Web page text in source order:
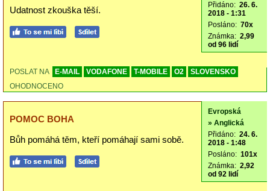
Udatnost zkouška těší.
Přidáno: 26. 6.
2018 - 1:31
Posláno: 70x
Známka: 2,99
od 96 lidí
POSLAT NA E-MAIL VODAFONE T-MOBILE O2
SLOVENSKO
OHODNOCENO
POMOC BOHA
Bůh pomáhá těm, kteří pomáhají sami sobě.
Evropská
» Anglická
Přidáno: 24. 6.
2018 - 1:48
Posláno: 101x
Známka: 2,92
od 92 lidí